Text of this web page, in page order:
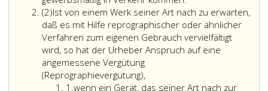
von
einem
Werk,
das
gesendet,
(2)Absatz
2
Ist von einem Werk seiner Art nach zu erwarten,
daß es mit Hilfe reprographischer oder ähnlicher
Verfahren zum eigenen Gebrauch vervielfältigt
wird, so hat der Urheber Anspruch auf eine
angemessene Vergütung
(Reprographievergütung),
1.Ziffer
wenn ein Gerät, das seiner Art nach zur